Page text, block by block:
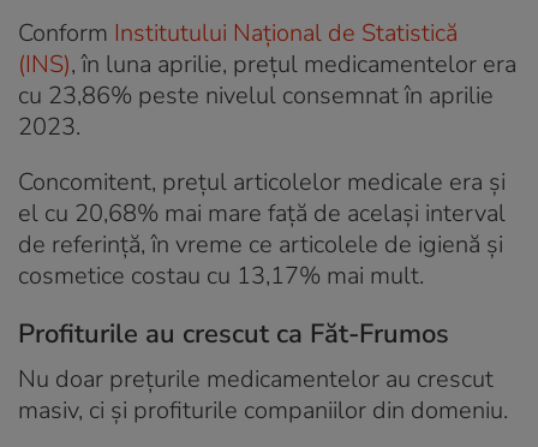
Conform Institutului Național de Statistică
(INS), în luna aprilie, prețul medicamentelor era
cu 23,86% peste nivelul consemnat în aprilie
2023.
Concomitent, prețul articolelor medicale era și
el cu 20,68% mai mare față de același interval
de referință, în vreme ce articolele de igienă și
cosmetice costau cu 13,17% mai mult.
Profiturile au crescut ca Făt-Frumos
Nu doar prețurile medicamentelor au crescut
masiv, ci și profiturile companiilor din domeniu.